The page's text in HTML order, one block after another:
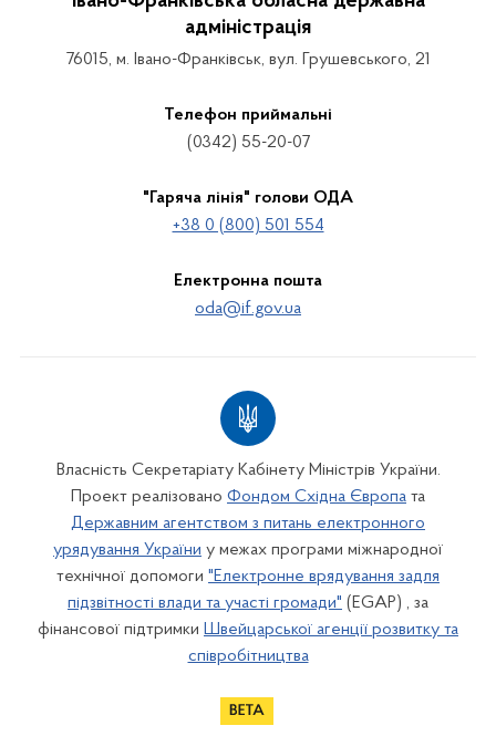
адміністрація
76015, м. Івано-Франківськ, вул. Грушевського, 21
Телефон приймальні
(0342) 55-20-07
"Гаряча лінія" голови ОДА
+38 0 (800) 501 554
Електронна пошта
oda@if.gov.ua
Власність Секретаріату Кабінету Міністрів України.
Проект реалізовано Фондом Східна Європа та
Державним агентством з питань електронного
урядування України у межах програми міжнародної
технічної допомоги "Електронне врядування задля
підзвітності влади та участі громади" (EGAP) , за
фінансової підтримки Швейцарської агенції розвитку та
співробітництва